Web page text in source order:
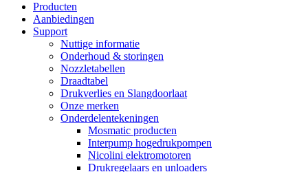
Producten
Aanbiedingen
Support
Nuttige informatie
Onderhoud & storingen
Nozzletabellen
Draadtabel
Drukverlies en Slangdoorlaat
Onze merken
Onderdelentekeningen
Mosmatic producten
Interpump hogedrukpompen
Nicolini elektromotoren
Drukregelaars en unloaders